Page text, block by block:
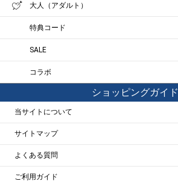
大人（アダルト）
特典コード
SALE
コラボ
ショッピングガイド
当サイトについて
サイトマップ
よくある質問
ご利用ガイド